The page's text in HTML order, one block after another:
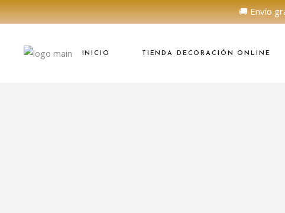
🚚 Envío
INICIO TIENDA DECORACIÓN ONLINE